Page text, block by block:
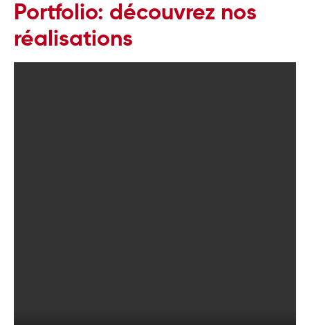
Portfolio: découvrez nos
réalisations